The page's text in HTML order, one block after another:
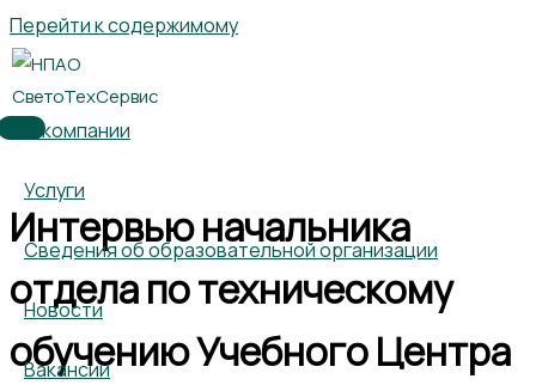
Перейти к содержимому
О компании
Услуги
Сведения об образовательной организации
Новости
Вакансии
Интервью начальника
отдела по техническому
обучению Учебного Центра